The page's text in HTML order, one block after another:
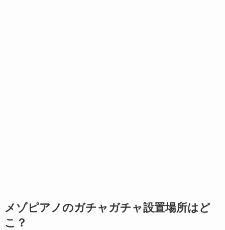
メゾピアノのガチャガチャ設置場所はど
こ？